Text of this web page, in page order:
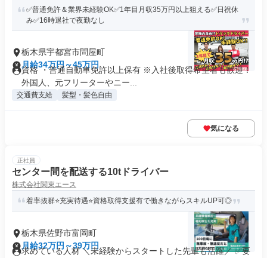
✅普通免許＆業界未経験OK✅1年目月収35万円以上狙える✅日祝休
み✅16時退社で夜勤なし
栃木県宇都宮市問屋町
月給34万円～45万円
資格 ・普通自動車免許以上保有 ※入社後取得希望者も歓迎！
外国人、元フリーターやニー...
交通費支給 髪型・髪色自由
気になる
正社員
センター間を配送する10tドライバー
株式会社関東エース
着率抜群⭐充実待遇⭐資格取得支援有で働きながらスキルUP可◎
栃木県佐野市富岡町
月給32万円～39万円
求めている人材 ＼未経験からスタートした先輩も活躍／ ✅要